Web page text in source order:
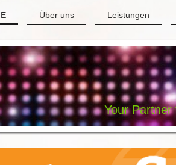
Über uns Leistungen
Your